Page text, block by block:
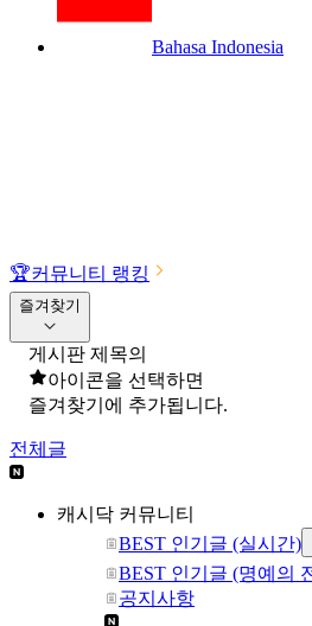
Bahasa Indonesia
🏆커뮤니티 랭킹
즐겨찾기
게시판 제목의
아이콘을 선택하면
즐겨찾기에 추가됩니다.
전체글
캐시닥 커뮤니티
BEST 인기글 (실시간)
BEST 인기글 (명예의
공지사항